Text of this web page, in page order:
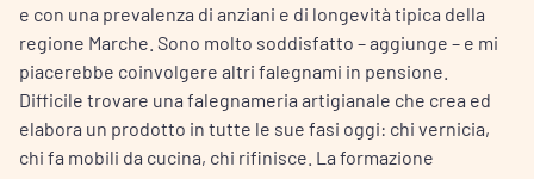
e con una prevalenza di anziani e di longevità tipica della
regione Marche. Sono molto soddisfatto – aggiunge – e mi
piacerebbe coinvolgere altri falegnami in pensione.
Difficile trovare una falegnameria artigianale che crea ed
elabora un prodotto in tutte le sue fasi oggi: chi vernicia,
chi fa mobili da cucina, chi rifinisce. La formazione